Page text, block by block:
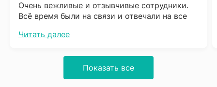
Очень вежливые и отзывчивые сотрудники.
Всё время были на связи и отвечали на все
терпения, процесс довольно не быстрый, но
советовать соседям.
Читать далее
Показать все